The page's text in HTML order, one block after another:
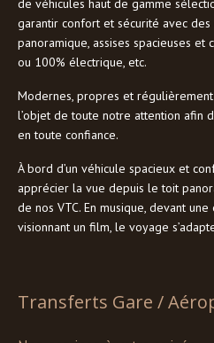
de véhicules haut de gamme
garantir confort et sécurité avec
panoramique, assises spacieuses
ou 100% électrique, etc.
Modernes, propres et
l’objet de toute notre attention afin
en toute confiance.
À bord d’un véhicule spacieux et
apprécier la vue depuis le toit
de nos VTC. En musique, devant
visionnant un film, le voyage
Transferts Gare /